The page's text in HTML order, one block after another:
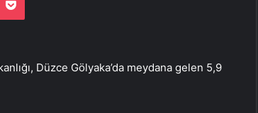
Düzce Gölyaka’da meydana gelen 5,9